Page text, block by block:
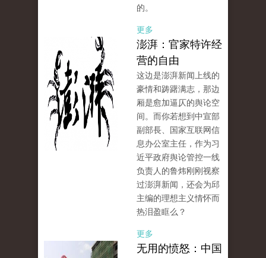
的。
更多
澎湃：官家特许经
营的自由
这边是澎湃新闻上线的
豪情和踌躇满志，那边
厢是愈加逼仄的舆论空
间。而你若想到中宣部
副部長、国家互联网信
息办公室主任，作为习
近平政府舆论管控一线
负责人的鲁炜刚刚视察
过澎湃新闻，还会为邱
主编的理想主义情怀而
热泪盈眶么？
更多
无用的愤怒：中国